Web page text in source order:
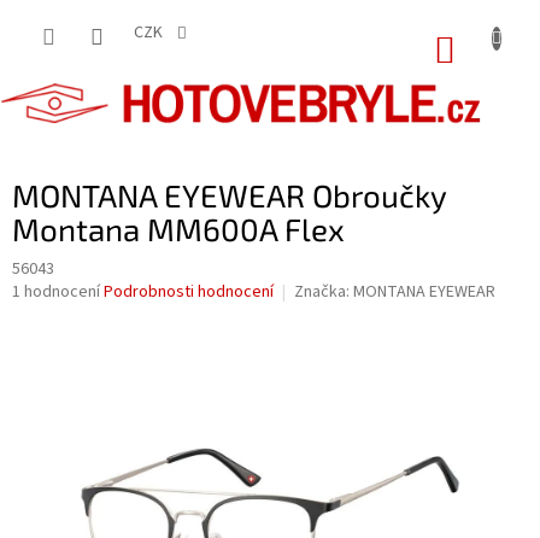
CZK
MONTANA EYEWEAR Obroučky
Montana MM600A Flex
56043
Průměrné
1 hodnoceníPodrobnosti hodnocení Značka: MONTANA EYEWEAR